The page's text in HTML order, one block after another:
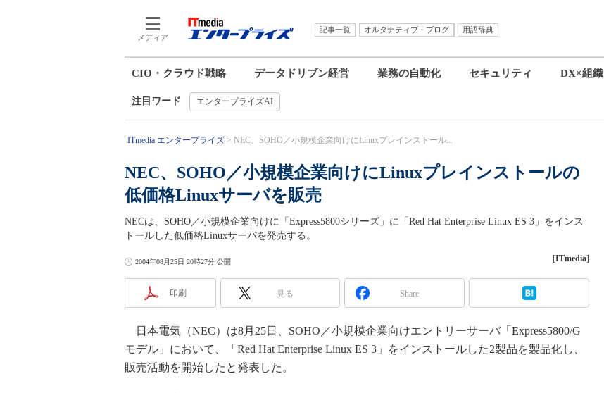
メディア
記事一覧 オルタナティブ・ブログ
用語辞典
CIO・クラウド戦略 データドリブン経営 業務の自動化 セキュリティ DX×組織
注目ワード エンタープライズAI
ITmedia エンタープライズ NEC、SOHO／小規模企業向けにLinuxプレインストール...
NEC、SOHO／小規模企業向けにLinuxプレインストールの
低価格Linuxサーバを販売
NECは、SOHO／小規模企業向けに「Express5800シリーズ」に「Red Hat Enterprise Linux ES 3」をインス
トールした低価格Linuxサーバを発売する。
2004年08月25日 20時27分 公開 [ITmedia]
印刷 見る Share
日本電気（NEC）は8月25日、SOHO／小規模企業向けエントリーサーバ「Express5800/G
モデル」において、「Red Hat Enterprise Linux ES 3」をインストールした2製品を製品化し、
販売活動を開始したと発表した。